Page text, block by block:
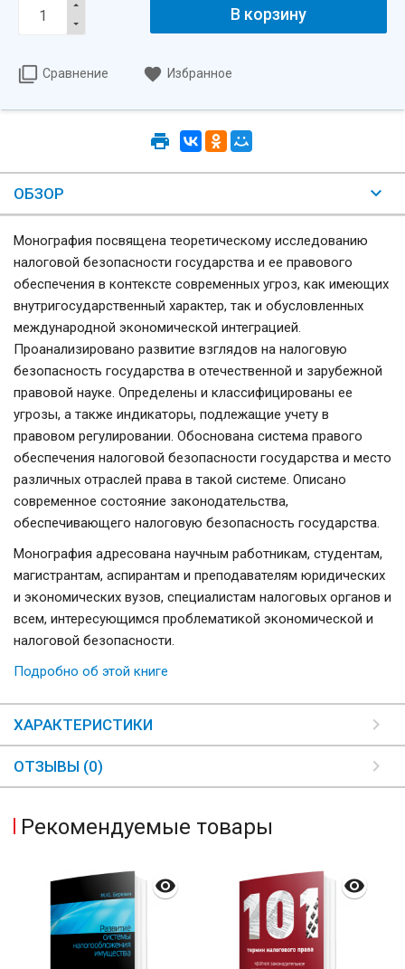
В корзину
Сравнение Избранное
ОБЗОР
Монография посвящена теоретическому исследованию
налоговой безопасности государства и ее правового
обеспечения в контексте современных угроз, как имеющих
внутригосударственный характер, так и обусловленных
международной экономической интеграцией.
Проанализировано развитие взглядов на налоговую
безопасность государства в отечественной и зарубежной
правовой науке. Определены и классифицированы ее
угрозы, а также индикаторы, подлежащие учету в
правовом регулировании. Обоснована система правого
обеспечения налоговой безопасности государства и место
различных отраслей права в такой системе. Описано
современное состояние законодательства,
обеспечивающего налоговую безопасность государства.
Монография адресована научным работникам, студентам,
магистрантам, аспирантам и преподавателям юридических
и экономических вузов, специалистам налоговых органов и
всем, интересующимся проблематикой экономической и
налоговой безопасности.
Подробно об этой книге
ХАРАКТЕРИСТИКИ
ОТЗЫВЫ (0)
Рекомендуемые товары